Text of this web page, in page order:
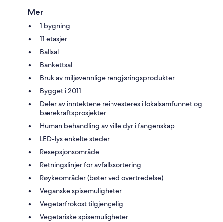
Mer
1 bygning
11 etasjer
Ballsal
Bankettsal
Bruk av miljøvennlige rengjøringsprodukter
Bygget i 2011
Deler av inntektene reinvesteres i lokalsamfunnet og
bærekraftsprosjekter
Human behandling av ville dyr i fangenskap
LED-lys enkelte steder
Resepsjonsområde
Retningslinjer for avfallssortering
Røykeområder (bøter ved overtredelse)
Veganske spisemuligheter
Vegetarfrokost tilgjengelig
Vegetariske spisemuligheter